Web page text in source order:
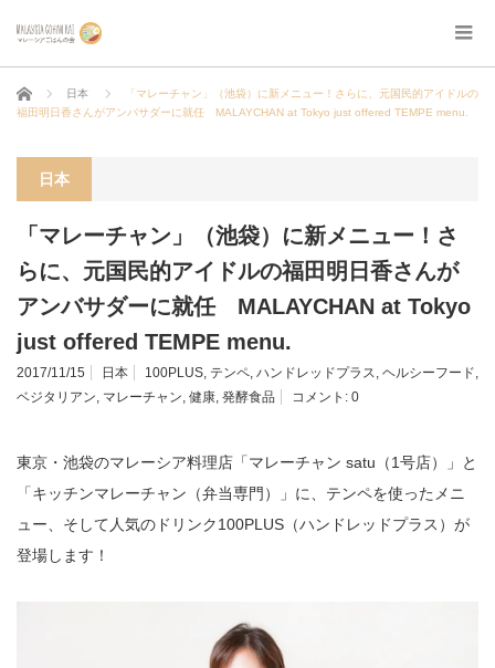
ホーム 日本
「マレーチャン」（池袋）に新メニュー！さらに、元国民的アイドルの
福田明日香さんがアンバサダーに就任 MALAYCHAN at Tokyo just offered TEMPE menu.
日本
「マレーチャン」（池袋）に新メニュー！さ
らに、元国民的アイドルの福田明日香さんが
アンバサダーに就任 MALAYCHAN at Tokyo
just offered TEMPE menu.
2017/11/15 日本 100PLUS, テンペ, ハンドレッドプラス, ヘルシーフード,
ベジタリアン, マレーチャン, 健康, 発酵食品 コメント: 0
東京・池袋のマレーシア料理店「マレーチャン satu（1号店）」と
「キッチンマレーチャン（弁当専門）」に、テンペを使ったメニ
ュー、そして人気のドリンク100PLUS（ハンドレッドプラス）が
登場します！